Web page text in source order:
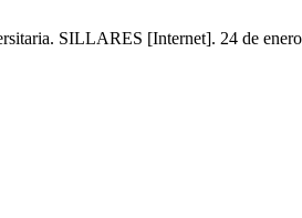
SILLARES [Internet]. 24 de